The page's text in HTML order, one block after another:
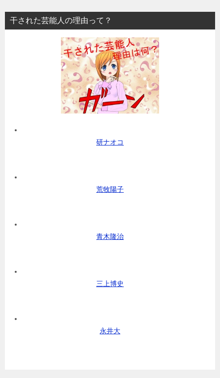
干された芸能人の理由って？
研ナオコ
荒牧陽子
青木隆治
三上博史
永井大